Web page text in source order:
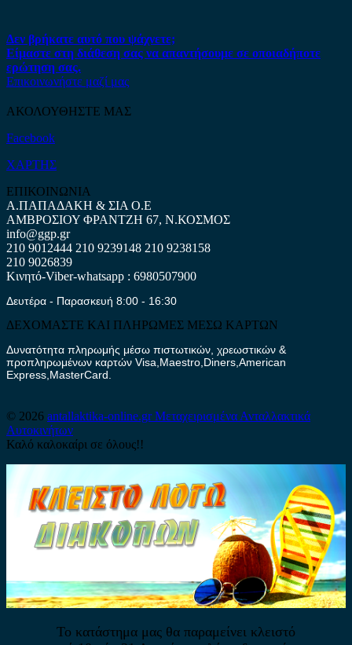
Δεν βρήκατε αυτό που ψάχνετε;
Είμαστε στη διάθεση σας να απαντήσουμε σε οποιαδήποτε
ερώτηση σας.
Επικοινωνήστε μαζί μας
ΑΚΟΛΟΥΘΗΣΤΕ ΜΑΣ
Facebook
ΧΑΡΤΗΣ
ΕΠΙΚΟΙΝΩΝΙΑ
Α.ΠΑΠΑΔΑΚΗ & ΣΙΑ Ο.Ε
ΑΜΒΡΟΣΙΟΥ ΦΡΑΝΤΖΗ 67, Ν.ΚΟΣΜΟΣ
info@ggp.gr
210 9012444 210 9239148 210 9238158
210 9026839
Κινητό-Viber-whatsapp : 6980507900
Δευτέρα - Παρασκευή 8:00 - 16:30
ΔΕΧΟΜΑΣΤΕ ΚΑΙ ΠΛΗΡΩΜΕΣ ΜΕΣΩ ΚΑΡΤΩΝ
Δυνατότητα πληρωμής μέσω πιστωτικών, χρεωστικών &
προπληρωμένων καρτών Visa,Maestro,Diners,American
Express,MasterCard.
© 2026 antallaktika-online.grΜεταχειρισμένα Ανταλλακτικά
Αυτοκινήτων
Καλό καλοκαίρι σε όλους!!
Το κατάστημα μας θα παραμείνει κλειστό